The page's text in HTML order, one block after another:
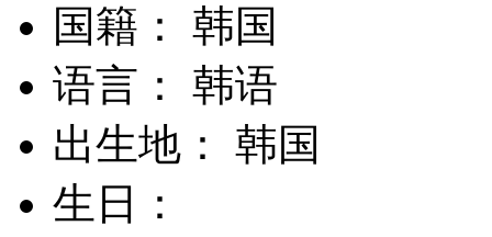
国籍： 韩国
语言： 韩语
出生地： 韩国
生日：